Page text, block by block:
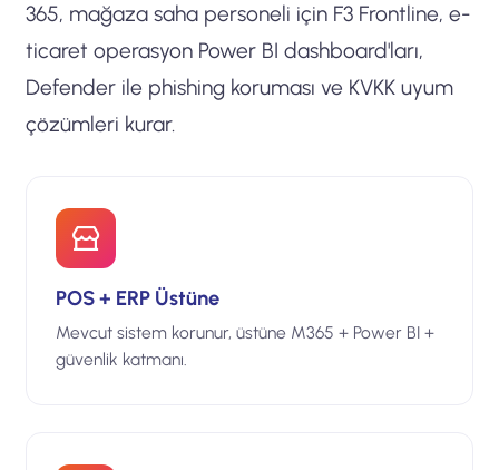
365, mağaza saha personeli için F3 Frontline, e-
ticaret operasyon Power BI dashboard'ları,
Defender ile phishing koruması ve KVKK uyum
çözümleri kurar.
POS + ERP Üstüne
Mevcut sistem korunur, üstüne M365 + Power BI +
güvenlik katmanı.